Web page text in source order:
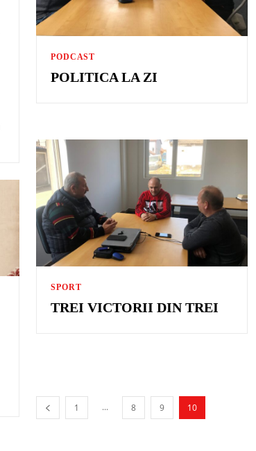
PODCAST
POLITICA LA ZI
SPORT
TREI VICTORII DIN TREI
1 ... 8 9 10